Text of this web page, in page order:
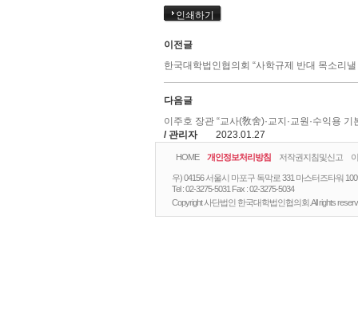
인쇄하기
이전글
한국대학법인협의회 “사학규제 반대 목소리낼
다음글
이주호 장관 “교사(敎舍)·교지·교원·수익용
/ 관리자
2023.01.27
HOME 개인정보처리방침 저작권지침및신고
우) 04156 서울시 마포구 독막로 331 마스터즈타워
Tel :02-3275-5031 Fax :02-3275-5034
Copyright 사단법인 한국대학법인협의회.All rights